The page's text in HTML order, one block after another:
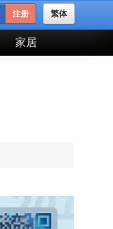
繁体
注册
家居